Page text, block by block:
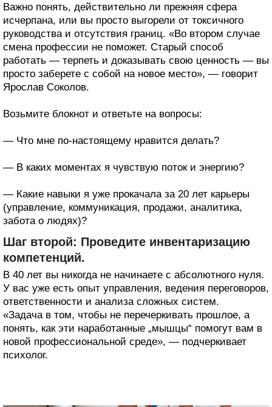
Важно понять, действительно ли прежняя сфера
исчерпана, или вы просто выгорели от токсичного
руководства и отсутствия границ. «Во втором случае
смена профессии не поможет. Старый способ
работать — терпеть и доказывать свою ценность — вы
просто заберете с собой на новое место», — говорит
Ярослав Соколов.
Возьмите блокнот и ответьте на вопросы:
— Что мне по-настоящему нравится делать?
— В каких моментах я чувствую поток и энергию?
— Какие навыки я уже прокачала за 20 лет карьеры
(управление, коммуникация, продажи, аналитика,
забота о людях)?
Шаг второй: Проведите инвентаризацию
компетенций.
В 40 лет вы никогда не начинаете с абсолютного нуля.
У вас уже есть опыт управления, ведения переговоров,
ответственности и анализа сложных систем.
«Задача в том, чтобы не перечеркивать прошлое, а
понять, как эти наработанные „мышцы“ помогут вам в
новой профессиональной среде», — подчеркивает
психолог.